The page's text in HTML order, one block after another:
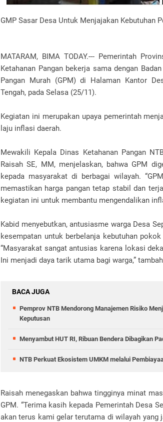
GMP Sasar Desa Untuk Menjajakan Kebutuhan
MATARAM, BIMA TODAY.--- Pemerintah
Ketahanan Pangan bekerja sama dengan
Pangan Murah (GPM) di Halaman Kantor
Tengah, pada Selasa (25/11).
Kegiatan ini merupakan upaya pemerintah
laju inflasi daerah.
Mewakili Kepala Dinas Ketahanan Pangan
Raisah SE, MM, menjelaskan, bahwa GPM
kepada masyarakat di berbagai wilayah.
memastikan harga pangan tetap stabil dan
kegiatan ini untuk membantu mengendalikan
Kabid menyebutkan, antusiasme warga Desa
kesempatan untuk berbelanja kebutuhan
“Masyarakat sangat antusias karena lokasi
Ini menjadi daya tarik utama bagi warga,”
BACA JUGA
Pemprov NTB Mendorong Manajemen Risiko
Keputusan
Menyambut HUT RI, Ribuan Bendera Dibagikan
NTB Perkuat Ekosistem UMKM melalui
Raisah menegaskan bahwa tingginya minat
GPM. “Terima kasih kepada Pemerintah Desa
akan terus kami gelar terutama di wilayah